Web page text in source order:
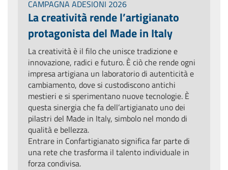
CAMPAGNA ADESIONI 2026
La creatività rende l’artigianato
protagonista del Made in Italy
La creatività è il filo che unisce tradizione e
innovazione, radici e futuro. È ciò che rende ogni
impresa artigiana un laboratorio di autenticità e
cambiamento, dove si custodiscono antichi
mestieri e si sperimentano nuove tecnologie. È
questa sinergia che fa dell’artigianato uno dei
pilastri del Made in Italy, simbolo nel mondo di
qualità e bellezza.
Entrare in Confartigianato significa far parte di
una rete che trasforma il talento individuale in
forza condivisa.